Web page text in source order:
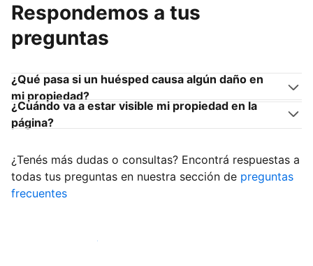
Respondemos a tus
preguntas
¿Qué pasa si un huésped causa algún daño en
mi propiedad?
¿Cuándo va a estar visible mi propiedad en la
página?
¿Tenés más dudas o consultas? Encontrá respuestas a
todas tus preguntas en nuestra sección de preguntas
frecuentes
Empezá a recibir huéspedes